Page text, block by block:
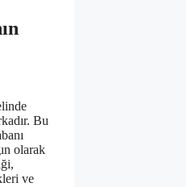
Bu
olarak
ve